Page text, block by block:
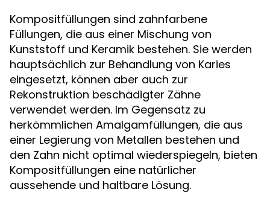
Kompositfüllungen sind zahnfarbene
Füllungen, die aus einer Mischung von
Kunststoff und Keramik bestehen. Sie werden
hauptsächlich zur Behandlung von Karies
eingesetzt, können aber auch zur
Rekonstruktion beschädigter Zähne
verwendet werden. Im Gegensatz zu
herkömmlichen Amalgamfüllungen, die aus
einer Legierung von Metallen bestehen und
den Zahn nicht optimal wiederspiegeln, bieten
Kompositfüllungen eine natürlicher
aussehende und haltbare Lösung.